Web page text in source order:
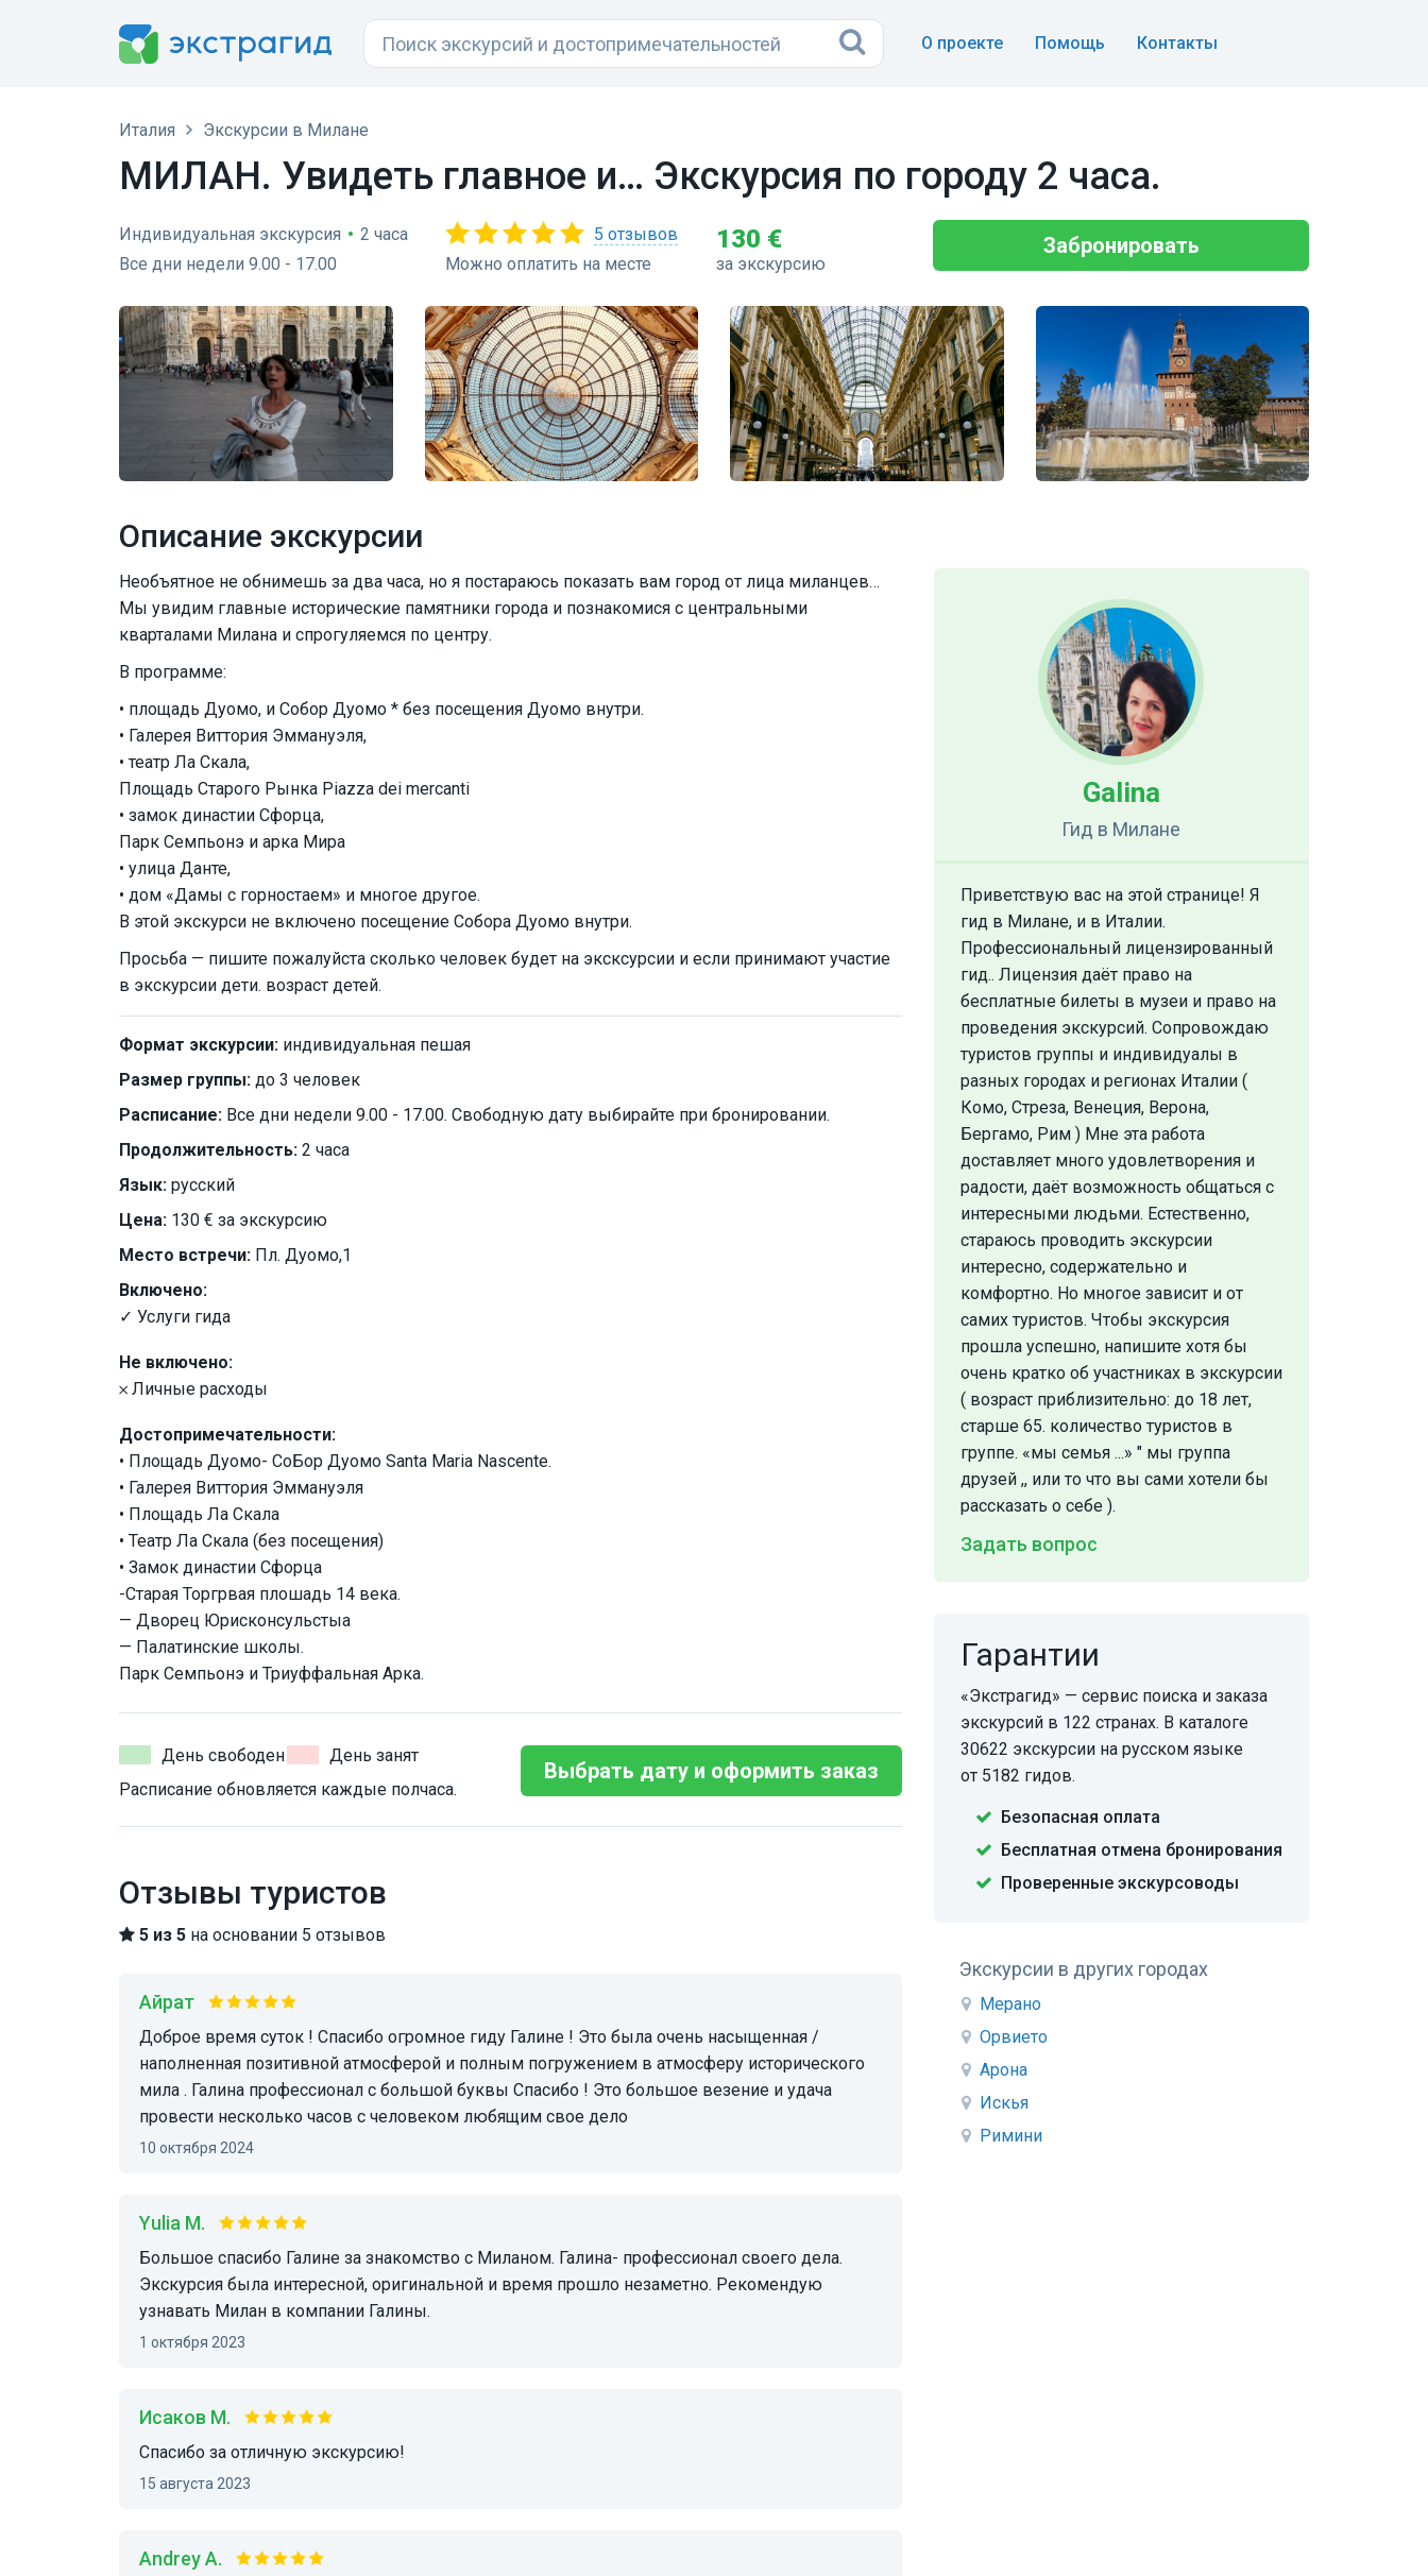
О проекте Помощь Контакты
Италия Экскурсии в Милане
МИЛАН. Увидеть главное и… Экскурсия по городу 2 часа.
Индивидуальная экскурсия • 2 часа
Все дни недели 9.00 - 17.00
5 отзывов
Можно оплатить на месте
130 €
за экскурсию
Забронировать
Описание экскурсии
Необъятное не обнимешь за два часа, но я постараюсь показать вам город от лица миланцев…
Мы увидим главные исторические памятники города и познакомися с центральными
кварталами Милана и спрогуляемся по центру.
В программе:
• площадь Дуомо, и Собор Дуомо * без посещения Дуомо внутри.
• Галерея Виттория Эммануэля,
• театр Ла Скала,
Площадь Старого Рынка Piazza dei mercanti
• замок династии Сфорца,
Парк Семпьонэ и арка Мира
• улица Данте,
• дом «Дамы с горностаем» и многое другое.
В этой экскурси не включено посещение Собора Дуомо внутри.
Просьба — пишите пожалуйста сколько человек будет на эксксурсии и если принимают участие
в экскурсии дети. возраст детей.
Формат экскурсии: индивидуальная пешая
Размер группы: до 3 человек
Расписание: Все дни недели 9.00 - 17.00. Свободную дату выбирайте при бронировании.
Продолжительность: 2 часа
Язык: русский
Цена: 130 € за экскурсию
Место встречи: Пл. Дуомо,1
Включено:
✓ Услуги гида
Не включено:
𐄂 Личные расходы
Достопримечательности:
• Площадь Дуомо- CoБор Дуомо Santa Maria Nascente.
• Галерея Виттория Эммануэля
• Площадь Ла Скала
• Театр Ла Скала (без посещения)
• Замок династии Сфорца
-Старая Торгрвая плошадь 14 века.
— Дворец Юрисконсульстыа
— Палатинские школы.
Парк Семпьонэ и Триуффальная Арка.
День свободен
День занят
Расписание обновляется каждые полчаса.
Выбрать дату и оформить заказ
Отзывы туристов
5 из 5 на основании 5 отзывов
Айрат
Доброе время суток ! Спасибо огромное гиду Галине ! Это была очень насыщенная /
наполненная позитивной атмосферой и полным погружением в атмосферу исторического
мила . Галина профессионал с большой буквы Спасибо ! Это большое везение и удача
провести несколько часов с человеком любящим свое дело
10 октября 2024
Yulia M.
Большое спасибо Галине за знакомство с Миланом. Галина- профессионал своего дела.
Экскурсия была интересной, оригинальной и время прошло незаметно. Рекомендую
узнавать Милан в компании Галины.
1 октября 2023
Исаков М.
Спасибо за отличную экскурсию!
15 августа 2023
Andrey A.
Galina
Гид в Милане
Приветствую вас на этой странице! Я
гид в Милане, и в Италии.
Профессиональный лицензированный
гид.. Лицензия даёт право на
бесплатные билеты в музеи и право на
проведения экскурсий. Сопровождаю
туристов группы и индивидуалы в
разных городах и регионах Италии (
Комо, Стреза, Венеция, Верона,
Бергамо, Рим ) Мне эта работа
доставляет много удовлетворения и
радости, даёт возможность общаться с
интересными людьми. Естественно,
стараюсь проводить экскурсии
интересно, содержательно и
комфортно. Но многое зависит и от
самих туристов. Чтобы экскурсия
прошла успешно, напишите хотя бы
очень кратко об участниках в экскурсии
( возраст приблизительно: до 18 лет,
старше 65. количество туристов в
группе. «мы семья ...» " мы группа
друзей ,, или то что вы сами хотели бы
рассказать о себе ).
Задать вопрос
Гарантии
«Экстрагид» — сервис поиска и заказа
экскурсий в 122 странах. В каталоге
30622 экскурсии на русском языке
от 5182 гидов.
Безопасная оплата
Бесплатная отмена бронирования
Проверенные экскурсоводы
Экскурсии в других городах
Мерано
Орвието
Арона
Искья
Римини